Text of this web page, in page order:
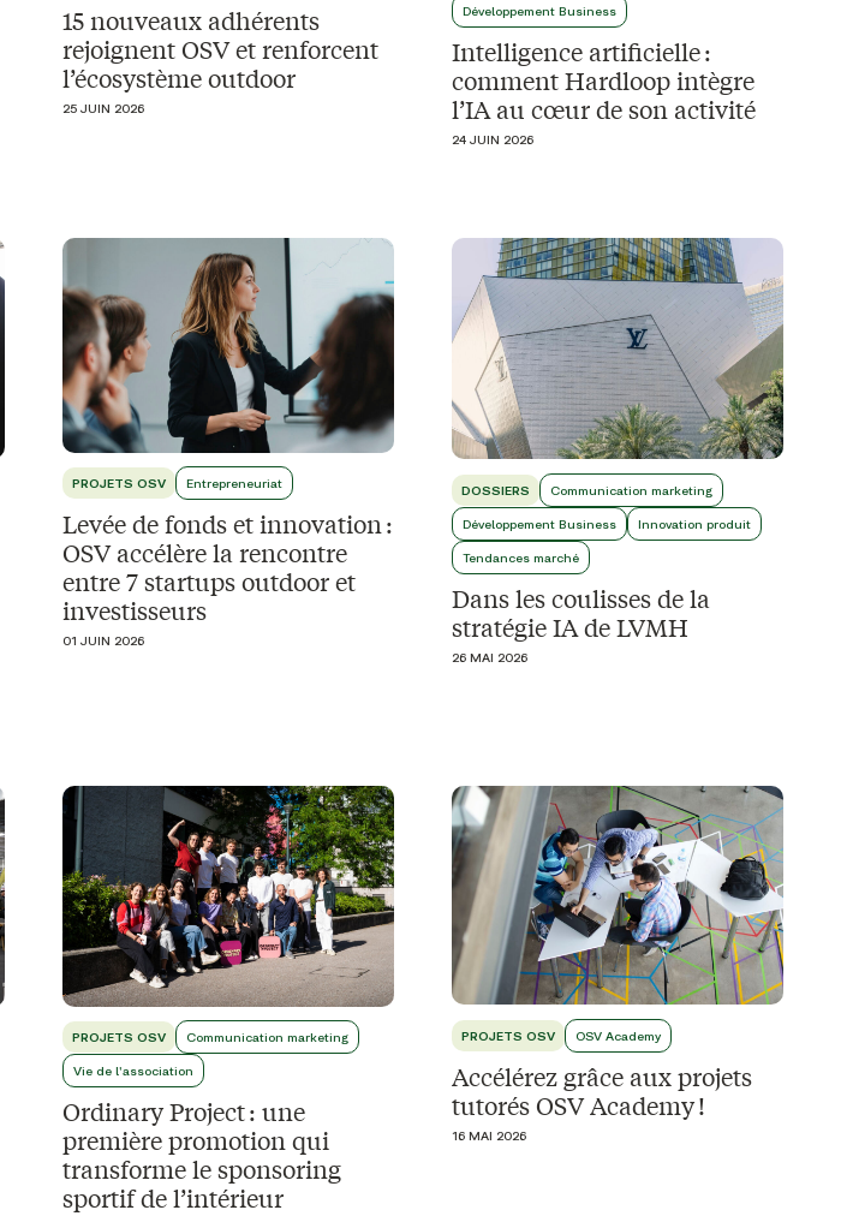
15 nouveaux adhérents
rejoignent OSV et renforcent
l’écosystème outdoor
25 JUIN 2026
Développement Business
Intelligence artificielle :
comment Hardloop intègre
l’IA au cœur de son activité
24 JUIN 2026
PROJETS OSV Entrepreneuriat
Levée de fonds et innovation :
OSV accélère la rencontre
entre 7 startups outdoor et
investisseurs
01 JUIN 2026
DOSSIERS Communication marketing
Développement Business Innovation produit
Tendances marché
Dans les coulisses de la
stratégie IA de LVMH
26 MAI 2026
PROJETS OSV Communication marketing
Vie de l'association
Ordinary Project : une
première promotion qui
transforme le sponsoring
sportif de l’intérieur
PROJETS OSV OSV Academy
Accélérez grâce aux projets
tutorés OSV Academy !
16 MAI 2026